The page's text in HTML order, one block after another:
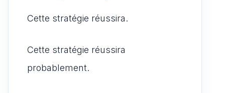
Cette stratégie réussira.
Cette stratégie réussira
probablement.